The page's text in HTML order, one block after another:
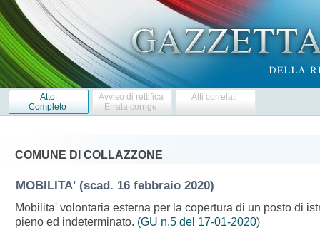
Atto
Completo
Avviso di rettifica
Errata corrige
Atti correlati
COMUNE DI COLLAZZONE
MOBILITA' (scad. 16 febbraio 2020)
Mobilita' volontaria esterna per la copertura di un posto di
pieno ed indeterminato. (GU n.5 del 17-01-2020)